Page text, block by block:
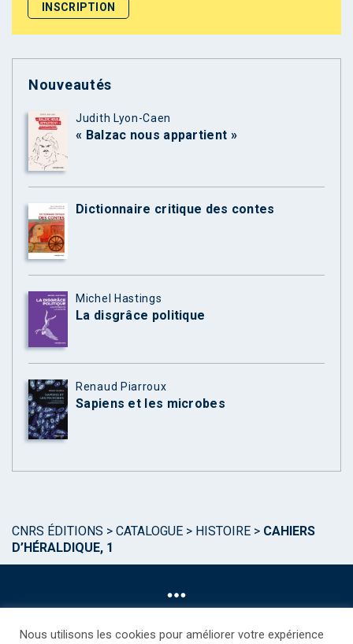
Nouveautés
Judith Lyon-Caen
« Balzac nous appartient »
Dictionnaire critique des contes
Michel Hastings
La disgrâce politique
Renaud Piarroux
Sapiens et les microbes
CNRS ÉDITIONS > CATALOGUE > HISTOIRE > CAHIERS
D’HÉRALDIQUE, 1
Nous utilisons les cookies pour améliorer votre expérience